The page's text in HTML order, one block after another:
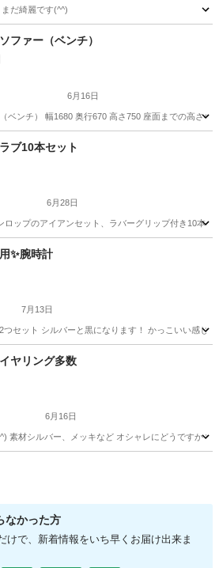
だ綺麗です(^^)
ブロワー
ファー（ベンチ）
6月16日
ベンチ） 幅1680 奥行670 高さ750 座面までの高
ソファ ベンチ
ブ10本セット
6月28日
ロップのアイアンセット、ラバーグリップ付き10本
ゴルフ
✨️腕時計
7月13日
セット シルバーと黒になります！ かっこいい感じ
アクセサリー
ヤリング多数
6月16日
素材シルバー、メッキなど オシャレにどうですか？
なかった方
けで、新着情報をいち早くお届け出来ま